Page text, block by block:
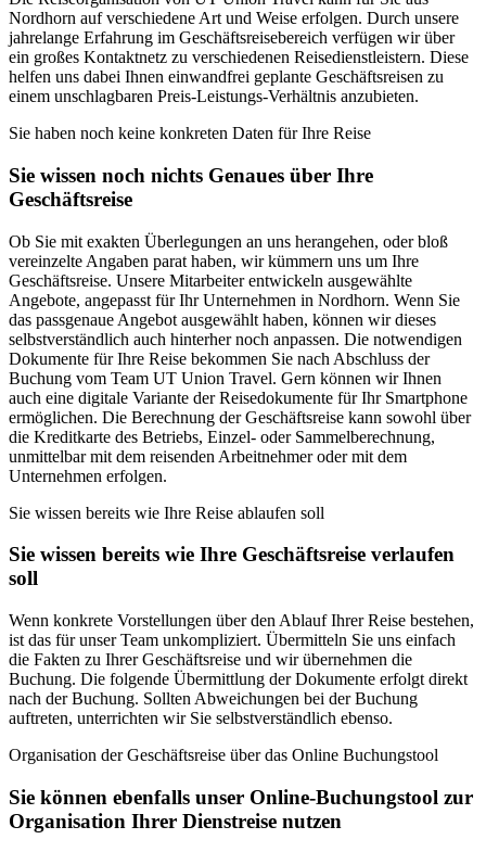
Nordhorn auf verschiedene Art und Weise erfolgen. Durch unsere
jahrelange Erfahrung im Geschäftsreisebereich verfügen wir über
ein großes Kontaktnetz zu verschiedenen Reisedienstleistern. Diese
helfen uns dabei Ihnen einwandfrei geplante Geschäftsreisen zu
einem unschlagbaren Preis-Leistungs-Verhältnis anzubieten.
Sie haben noch keine konkreten Daten für Ihre Reise
Sie wissen noch nichts Genaues über Ihre
Geschäftsreise
Ob Sie mit exakten Überlegungen an uns herangehen, oder bloß
vereinzelte Angaben parat haben, wir kümmern uns um Ihre
Geschäftsreise. Unsere Mitarbeiter entwickeln ausgewählte
Angebote, angepasst für Ihr Unternehmen in Nordhorn. Wenn Sie
das passgenaue Angebot ausgewählt haben, können wir dieses
selbstverständlich auch hinterher noch anpassen. Die notwendigen
Dokumente für Ihre Reise bekommen Sie nach Abschluss der
Buchung vom Team UT Union Travel. Gern können wir Ihnen
auch eine digitale Variante der Reisedokumente für Ihr Smartphone
ermöglichen. Die Berechnung der Geschäftsreise kann sowohl über
die Kreditkarte des Betriebs, Einzel- oder Sammelberechnung,
unmittelbar mit dem reisenden Arbeitnehmer oder mit dem
Unternehmen erfolgen.
Sie wissen bereits wie Ihre Reise ablaufen soll
Sie wissen bereits wie Ihre Geschäftsreise verlaufen
soll
Wenn konkrete Vorstellungen über den Ablauf Ihrer Reise bestehen,
ist das für unser Team unkompliziert. Übermitteln Sie uns einfach
die Fakten zu Ihrer Geschäftsreise und wir übernehmen die
Buchung. Die folgende Übermittlung der Dokumente erfolgt direkt
nach der Buchung. Sollten Abweichungen bei der Buchung
auftreten, unterrichten wir Sie selbstverständlich ebenso.
Organisation der Geschäftsreise über das Online Buchungstool
Sie können ebenfalls unser Online-Buchungstool zur
Organisation Ihrer Dienstreise nutzen